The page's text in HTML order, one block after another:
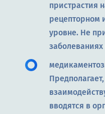
пристрастия
рецепторном
уровне. Не
заболеваниях
вводятся в